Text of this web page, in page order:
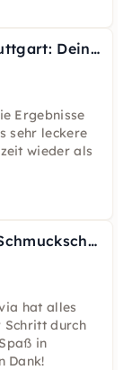
Terrazzo & Snacks in Stuttgart: Deine kreative Auszeit
Ergebnisse
sehr leckere
wieder als
Farbenfroher Terrazzo: Schmuckschälchen kreieren in Linz
hat alles
durch
in
Dank!